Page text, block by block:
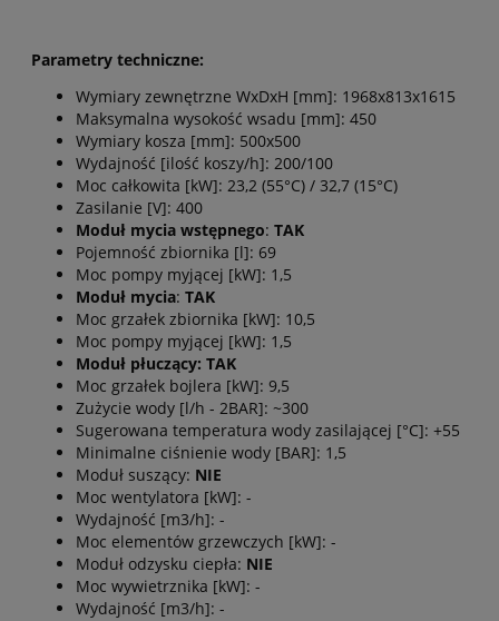
Parametry techniczne:
Wymiary zewnętrzne WxDxH [mm]: 1968x813x1615
Maksymalna wysokość wsadu [mm]: 450
Wymiary kosza [mm]: 500x500
Wydajność [ilość koszy/h]: 200/100
Moc całkowita [kW]: 23,2 (55°C) / 32,7 (15°C)
Zasilanie [V]: 400
Moduł mycia wstępnego: TAK
Pojemność zbiornika [l]: 69
Moc pompy myjącej [kW]: 1,5
Moduł mycia: TAK
Moc grzałek zbiornika [kW]: 10,5
Moc pompy myjącej [kW]: 1,5
Moduł płuczący: TAK
Moc grzałek bojlera [kW]: 9,5
Zużycie wody [l/h - 2BAR]: ~300
Sugerowana temperatura wody zasilającej [°C]: +55
Minimalne ciśnienie wody [BAR]: 1,5
Moduł suszący: NIE
Moc wentylatora [kW]: -
Wydajność [m3/h]: -
Moc elementów grzewczych [kW]: -
Moduł odzysku ciepła: NIE
Moc wywietrznika [kW]: -
Wydajność [m3/h]: -